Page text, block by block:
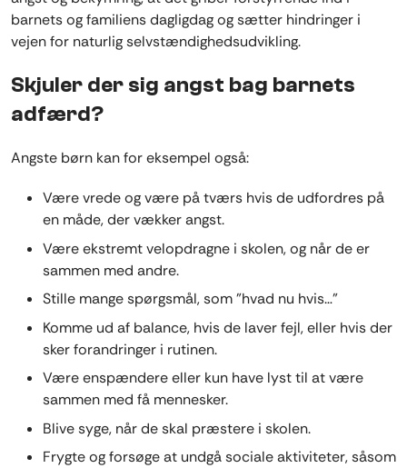
barnets og familiens dagligdag og sætter hindringer i
vejen for naturlig selvstændighedsudvikling.
Skjuler der sig angst bag barnets
adfærd?
Angste børn kan for eksempel også:
Være vrede og være på tværs hvis de udfordres på
en måde, der vækker angst.
Være ekstremt velopdragne i skolen, og når de er
sammen med andre.
Stille mange spørgsmål, som ”hvad nu hvis…”
Komme ud af balance, hvis de laver fejl, eller hvis der
sker forandringer i rutinen.
Være enspændere eller kun have lyst til at være
sammen med få mennesker.
Blive syge, når de skal præstere i skolen.
Frygte og forsøge at undgå sociale aktiviteter, såsom